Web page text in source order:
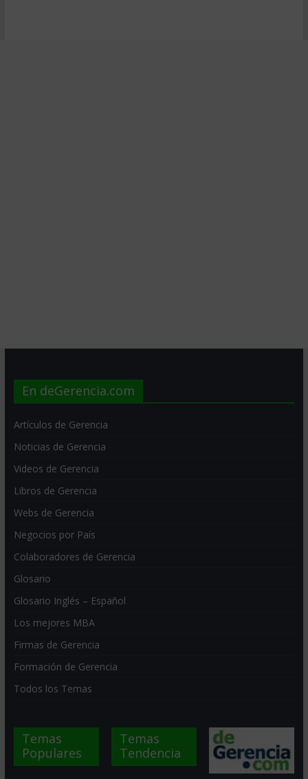
En deGerencia.com
Artículos de Gerencia
Noticias de Gerencia
Videos de Gerencia
Libros de Gerencia
Webs de Gerencia
Negocios por País
Colaboradores de Gerencia
Glosario
Glosario Inglés – Español
Los mejores MBA
Firmas de Gerencia
Formación de Gerencia
Todos los Temas
Temas
Populares
Temas
Tendencia